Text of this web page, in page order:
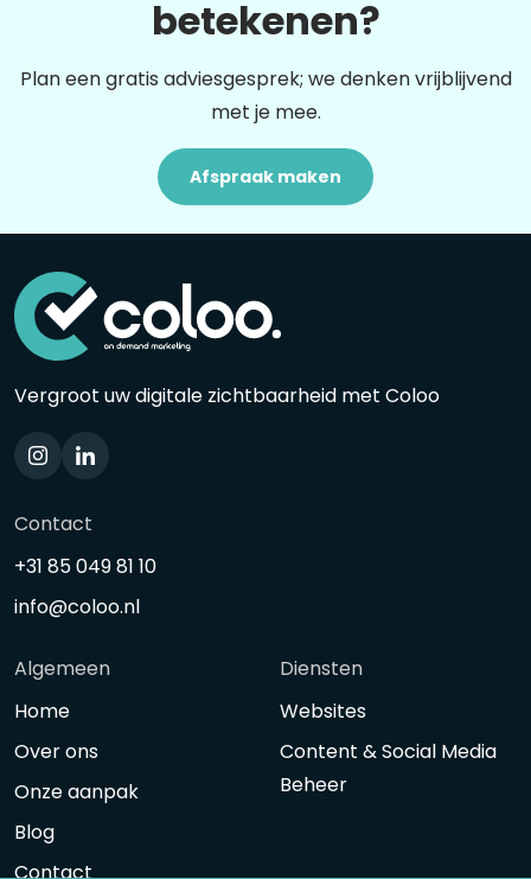
betekenen?
Plan een gratis adviesgesprek; we denken vrijblijvend
met je mee.
Afspraak maken
Vergroot uw digitale zichtbaarheid met Coloo
Contact
+31 85 049 81 10
info@coloo.nl
Algemeen
Home
Over ons
Onze aanpak
Blog
Contact
Diensten
Websites
Content & Social Media
Beheer